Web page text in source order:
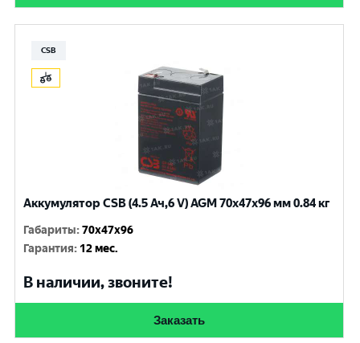
CSB
Аккумулятор CSB (4.5 Ач,6 V) AGM 70x47x96 мм 0.84 кг
Габариты:70x47x96
Гарантия: 12 мес.
В наличии, звоните!
Заказать